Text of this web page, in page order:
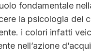
fondamentale
la psicologia dei
i colori infatti
nell’azione